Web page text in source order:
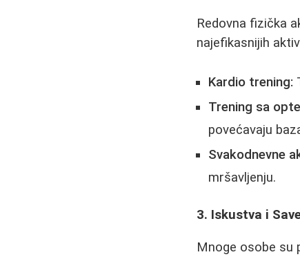
Redovna fizička
najefikasnijih
Kardio trening:
Trening sa
povećavaju
Svakodnevne
mršavljenju.
3. Iskustva i
Mnoge osobe su